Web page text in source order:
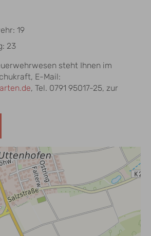
19
23
steht Ihnen im
E-Mail:
, Tel. 0791 95017-25, zur